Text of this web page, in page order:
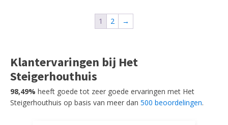
1 2 →
Klantervaringen bij Het
Steigerhouthuis
98,49% heeft goede tot zeer goede ervaringen met Het
Steigerhouthuis op basis van meer dan 500 beoordelingen.